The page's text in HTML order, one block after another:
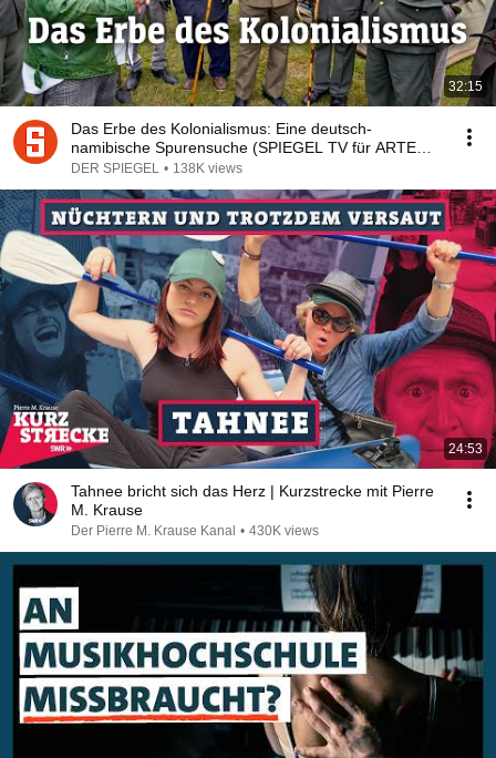
32:15
Das Erbe des Kolonialismus: Eine deutsch-
namibische Spurensuche (SPIEGEL TV für ARTE
Re:)
DER SPIEGEL • 138K views
24:53
Tahnee bricht sich das Herz | Kurzstrecke mit Pierre
M. Krause
Der Pierre M. Krause Kanal • 430K views